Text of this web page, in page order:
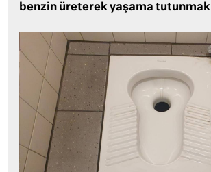
benzin üreterek yaşama tutunmak